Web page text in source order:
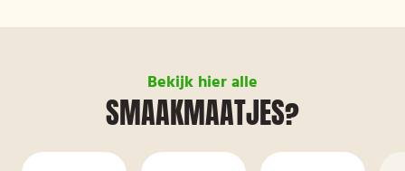
Bekijk hier alle
SMAAKMAATJES?